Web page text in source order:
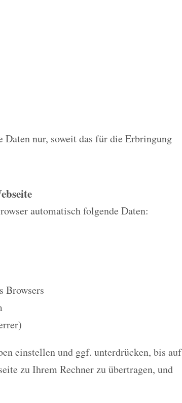
nur, soweit das für die Erbringung
automatisch folgende Daten:
Browsers
einstellen und ggf. unterdrücken, bis auf
zu Ihrem Rechner zu übertragen, und